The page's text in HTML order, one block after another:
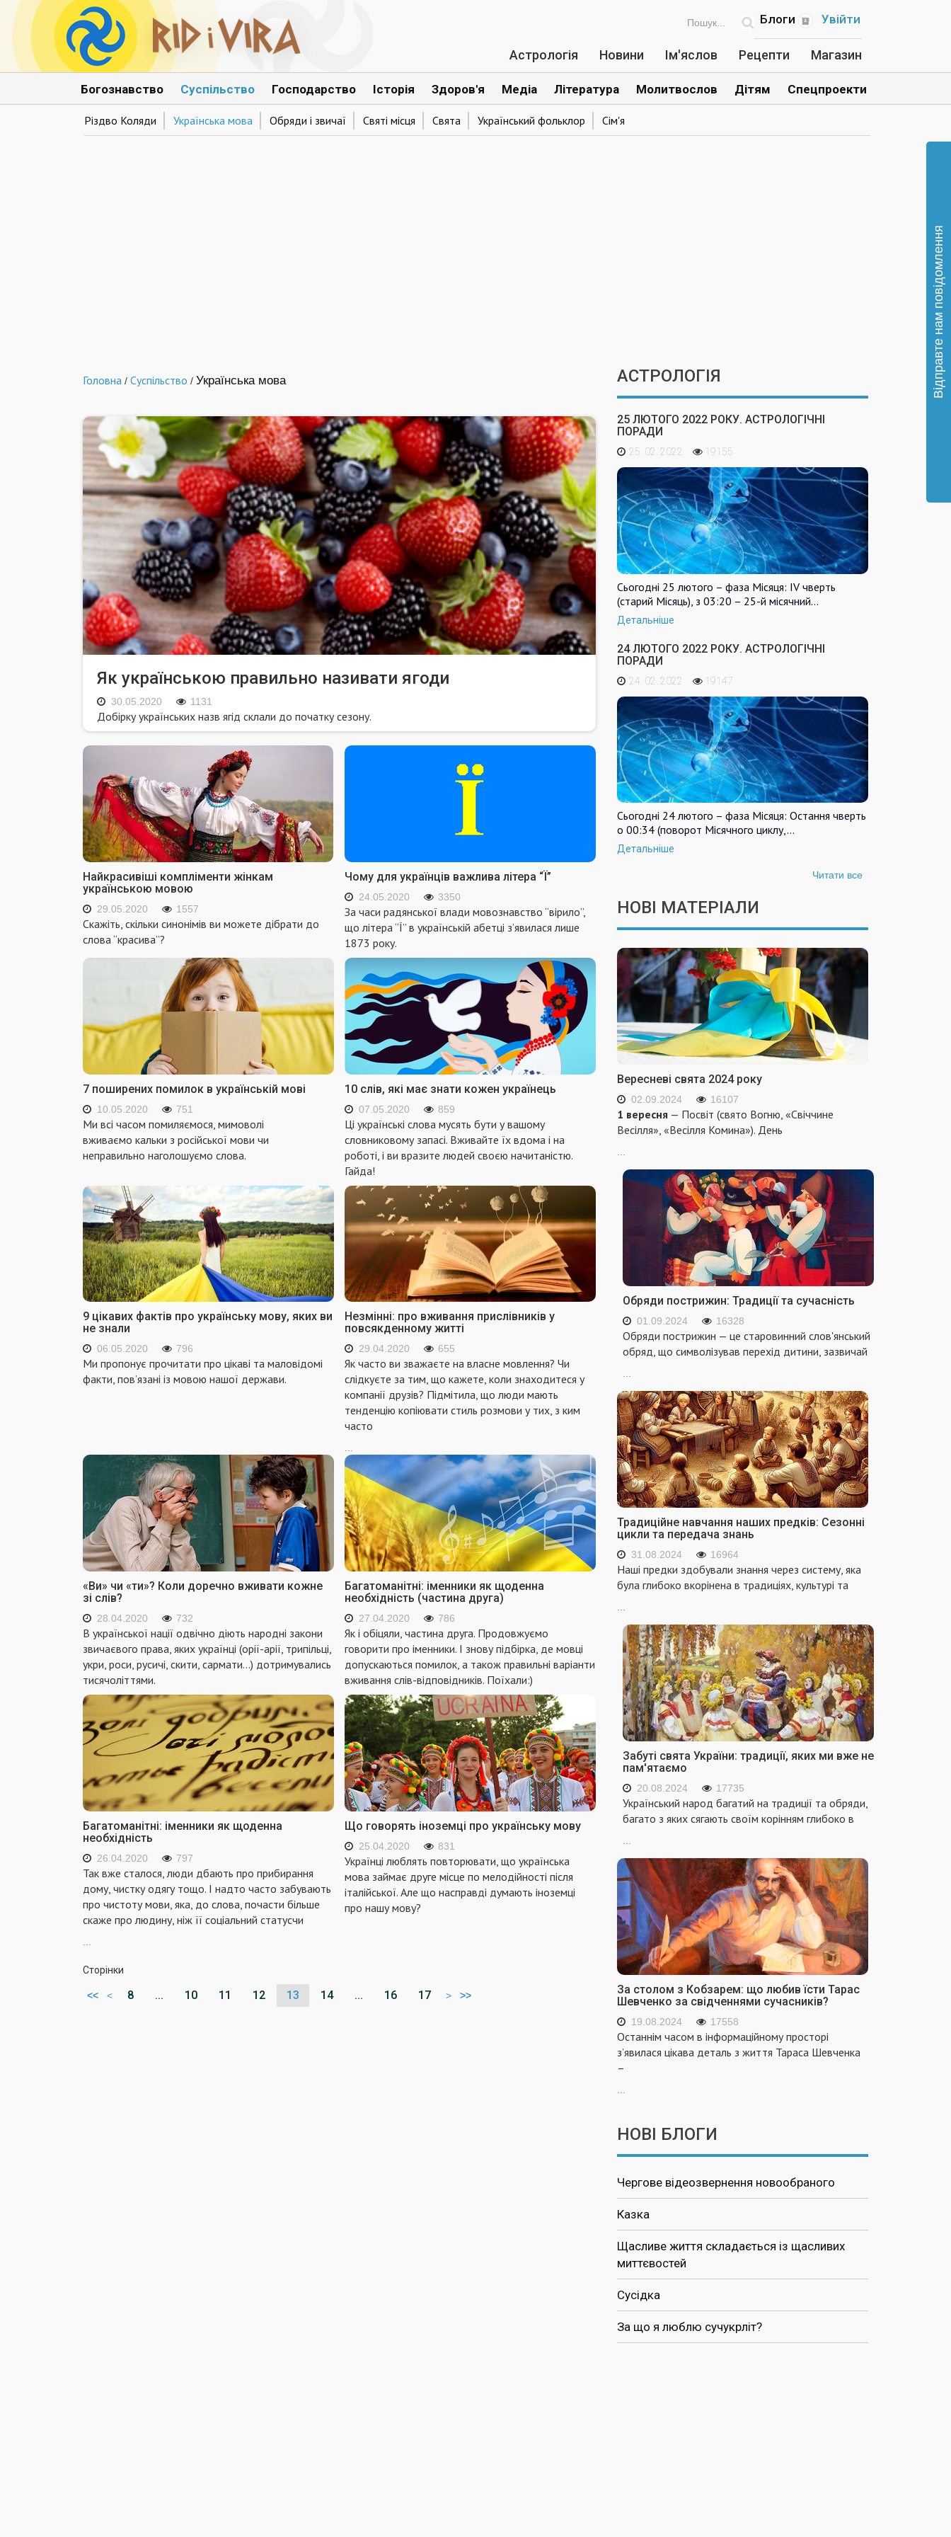
Увійти
Блоги
Астрологія Новини Ім'яслов Рецепти Магазин
Богознавство Суспільство
Різдво Коляди Українська мова Обряди і звичаї Святі місця Свята Український фольклор Сім'я
Господарство Історія Здоров'я Медіа Література Молитвослов Дітям Спецпроекти
Головна / Суспільство / Українська мова
Як українською правильно називати ягоди
30.05.2020 1131
Добірку українських назв ягід склали до початку сезону.
Найкрасивіші компліменти жінкам
українською мовою
29.05.2020 1557
Скажіть, скільки синонімів ви можете дібрати до
слова “красива”?
Чому для українців важлива літера “Ї”
24.05.2020 3350
За часи радянської влади мовознавство “вірило”,
що літера “Ї” в українській абетці з’явилася лише
1873 року.
7 поширених помилок в українській мові
10.05.2020 751
Ми всі часом помиляємося, мимоволі
вживаємо кальки з російської мови чи
неправильно наголошуємо слова.
10 слів, які має знати кожен українець
07.05.2020 859
Ці українські слова мусять бути у вашому
словниковому запасі. Вживайте їх вдома і на
роботі, і ви вразите людей своєю начитаністю.
Гайда!
9 цікавих фактів про українську мову, яких ви
не знали
06.05.2020 796
Ми пропонує прочитати про цікаві та маловідомі
факти, пов’язані із мовою нашої держави.
Незмінні: про вживання прислівників у
повсякденному житті
29.04.2020 655
Як часто ви зважаєте на власне мовлення? Чи
слідкуєте за тим, що кажете, коли знаходитеся у
компанії друзів? Підмітила, що люди мають
тенденцію копіювати стиль розмови у тих, з ким
часто
...
«Ви» чи «ти»? Коли доречно вживати кожне
зі слів?
28.04.2020 732
В української нації одвічно діють народні закони
звичаєвого права, яких українці (орії-арії, трипільці,
укри, роси, русичі, скити, сармати…) дотримувались
тисячоліттями.
Багатоманітні: іменники як щоденна
необхідність (частина друга)
27.04.2020 786
Як і обіцяли, частина друга. Продовжуємо
говорити про іменники. І знову підбірка, де мовці
допускаються помилок, а також правильні варіанти
вживання слів-відповідників. Поїхали:)
Багатоманітні: іменники як щоденна
необхідність
26.04.2020 797
Так вже сталося, люди дбають про прибирання
дому, чистку одягу тощо. І надто часто забувають
про чистоту мови, яка, до слова, почасти більше
скаже про людину, ніж її соціальний статусчи
Що говорять іноземці про українську мову
25.04.2020 831
Українці люблять повторювати, що українська
мова займає друге місце по мелодійності після
італійської. Але що насправді думають іноземці
про нашу мову?
Сторінки
<< < 8 ... 10 11 12 13 14 ... 16 17 > >>
АСТРОЛОГІЯ
25 ЛЮТОГО 2022 РОКУ. АСТРОЛОГІЧНІ
ПОРАДИ
25. 02. 2022 19155
Сьогодні 25 лютого – фаза Місяця: IV чверть
(старий Місяць), з 03:20 – 25-й місячний…
Детальніше
24 ЛЮТОГО 2022 РОКУ. АСТРОЛОГІЧНІ
ПОРАДИ
24. 02. 2022 19147
Сьогодні 24 лютого – фаза Місяця: Остання чверть
о 00:34 (поворот Місячного циклу,…
Детальніше
Читати все
НОВІ МАТЕРІАЛИ
Вересневі свята 2024 року
02.09.2024 16107
1 вересня — Посвіт (свято Вогню, «Свіччине
Весілля», «Весілля Комина»). День
...
Обряди пострижин: Традиції та сучасність
01.09.2024 16328
Обряди пострижин — це старовинний слов'янський
обряд, що символізував перехід дитини, зазвичай
...
Традиційне навчання наших предків: Сезонні
цикли та передача знань
31.08.2024 16964
Наші предки здобували знання через систему, яка
була глибоко вкорінена в традиціях, культурі та
...
Забуті свята України: традиції, яких ми вже не
пам'ятаємо
20.08.2024 17735
Український народ багатий на традиції та обряди,
багато з яких сягають своїм корінням глибоко в
...
За столом з Кобзарем: що любив їсти Тарас
Шевченко за свідченнями сучасників?
19.08.2024 17558
Останнім часом в інформаційному просторі
з’явилася цікава деталь з життя Тараса Шевченка
–
...
НОВІ БЛОГИ
Чергове відеозвернення новообраного
Казка
Щасливе життя складається із щасливих
миттєвостей
Сусідка
За що я люблю сучукрліт?
Відправте нам повідомлення